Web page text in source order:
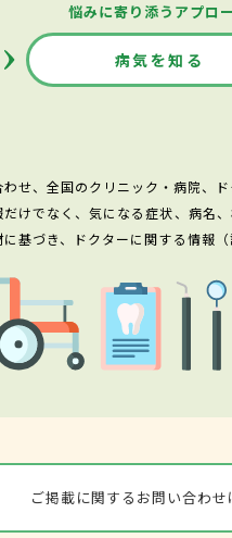
悩みに寄り添うアプロ
病気を知る
せ、全国のクリニック・病院、
けでなく、気になる症状、病名
基づき、ドクターに関する情報
ご掲載に関するお問い合わせ